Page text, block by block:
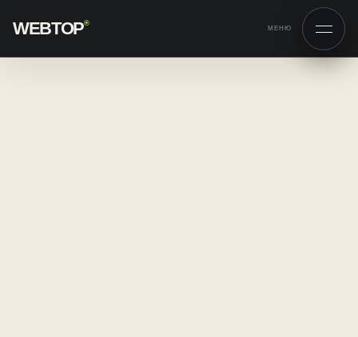
WEBTOP®
МЕНЮ